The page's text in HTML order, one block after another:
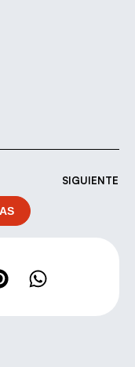
SIGUIENTE